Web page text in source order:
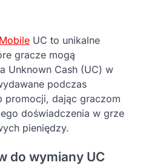
UC to unikalne
gracze mogą
Unknown Cash (UC) w
podczas
promocji, dając graczom
doświadczenia w grze
pieniędzy.
do wymiany UC